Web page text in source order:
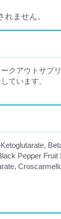
ません。
クアウトサプリ
ています。
Pepper